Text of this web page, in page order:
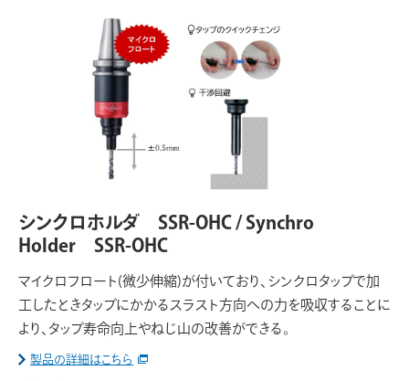
シンクロホルダ SSR-OHC / Synchro
Holder SSR-OHC
マイクロフロート(微少伸縮)が付いており、シンクロタップで加
工したときタップにかかるスラスト方向への力を吸収することに
より、タップ寿命向上やねじ山の改善ができる。
製品の詳細はこちら